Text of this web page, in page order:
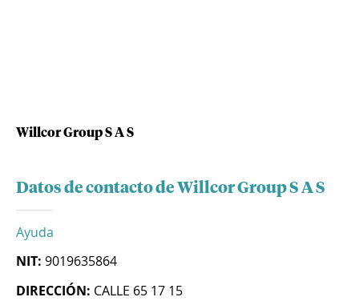
Willcor Group S A S
Datos de contacto de Willcor Group S A S
Ayuda
NIT: 9019635864
DIRECCIÓN: CALLE 65 17 15